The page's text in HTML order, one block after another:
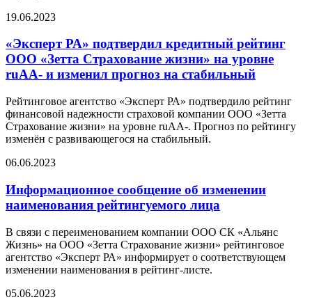
19.06.2023
«Эксперт РА» подтвердил кредитный рейтинг
ООО «Зетта Страхование жизни» на уровне
ruAA- и изменил прогноз на стабильный
Рейтинговое агентство «Эксперт РА» подтвердило рейтинг
финансовой надежности страховой компании ООО «Зетта
Страхование жизни» на уровне ruAA-. Прогноз по рейтингу
изменён с развивающегося на стабильный.
06.06.2023
Информационное сообщение об изменении
наименования рейтингуемого лица
В связи с переименованием компании ООО СК «Альянс
Жизнь» на ООО «Зетта Страхование жизни» рейтинговое
агентство «Эксперт РА» информирует о соответствующем
изменении наименования в рейтинг-листе.
05.06.2023